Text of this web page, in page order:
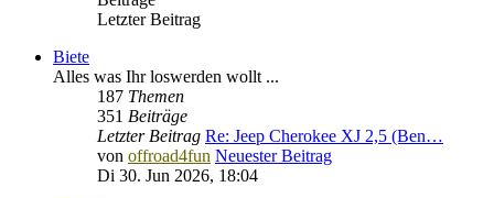
Letzter Beitrag
Biete
Alles was Ihr loswerden wollt ...
187 Themen
351 Beiträge
Letzter Beitrag Re: Jeep Cherokee XJ 2,5 (Ben…
von offroad4fun Neuester Beitrag
Di 30. Jun 2026, 18:04